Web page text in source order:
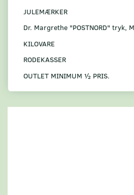
JULEMÆRKER
Dr. Margrethe "POSTNORD" tryk,
KILOVARE
RODEKASSER
OUTLET MINIMUM ½ PRIS.